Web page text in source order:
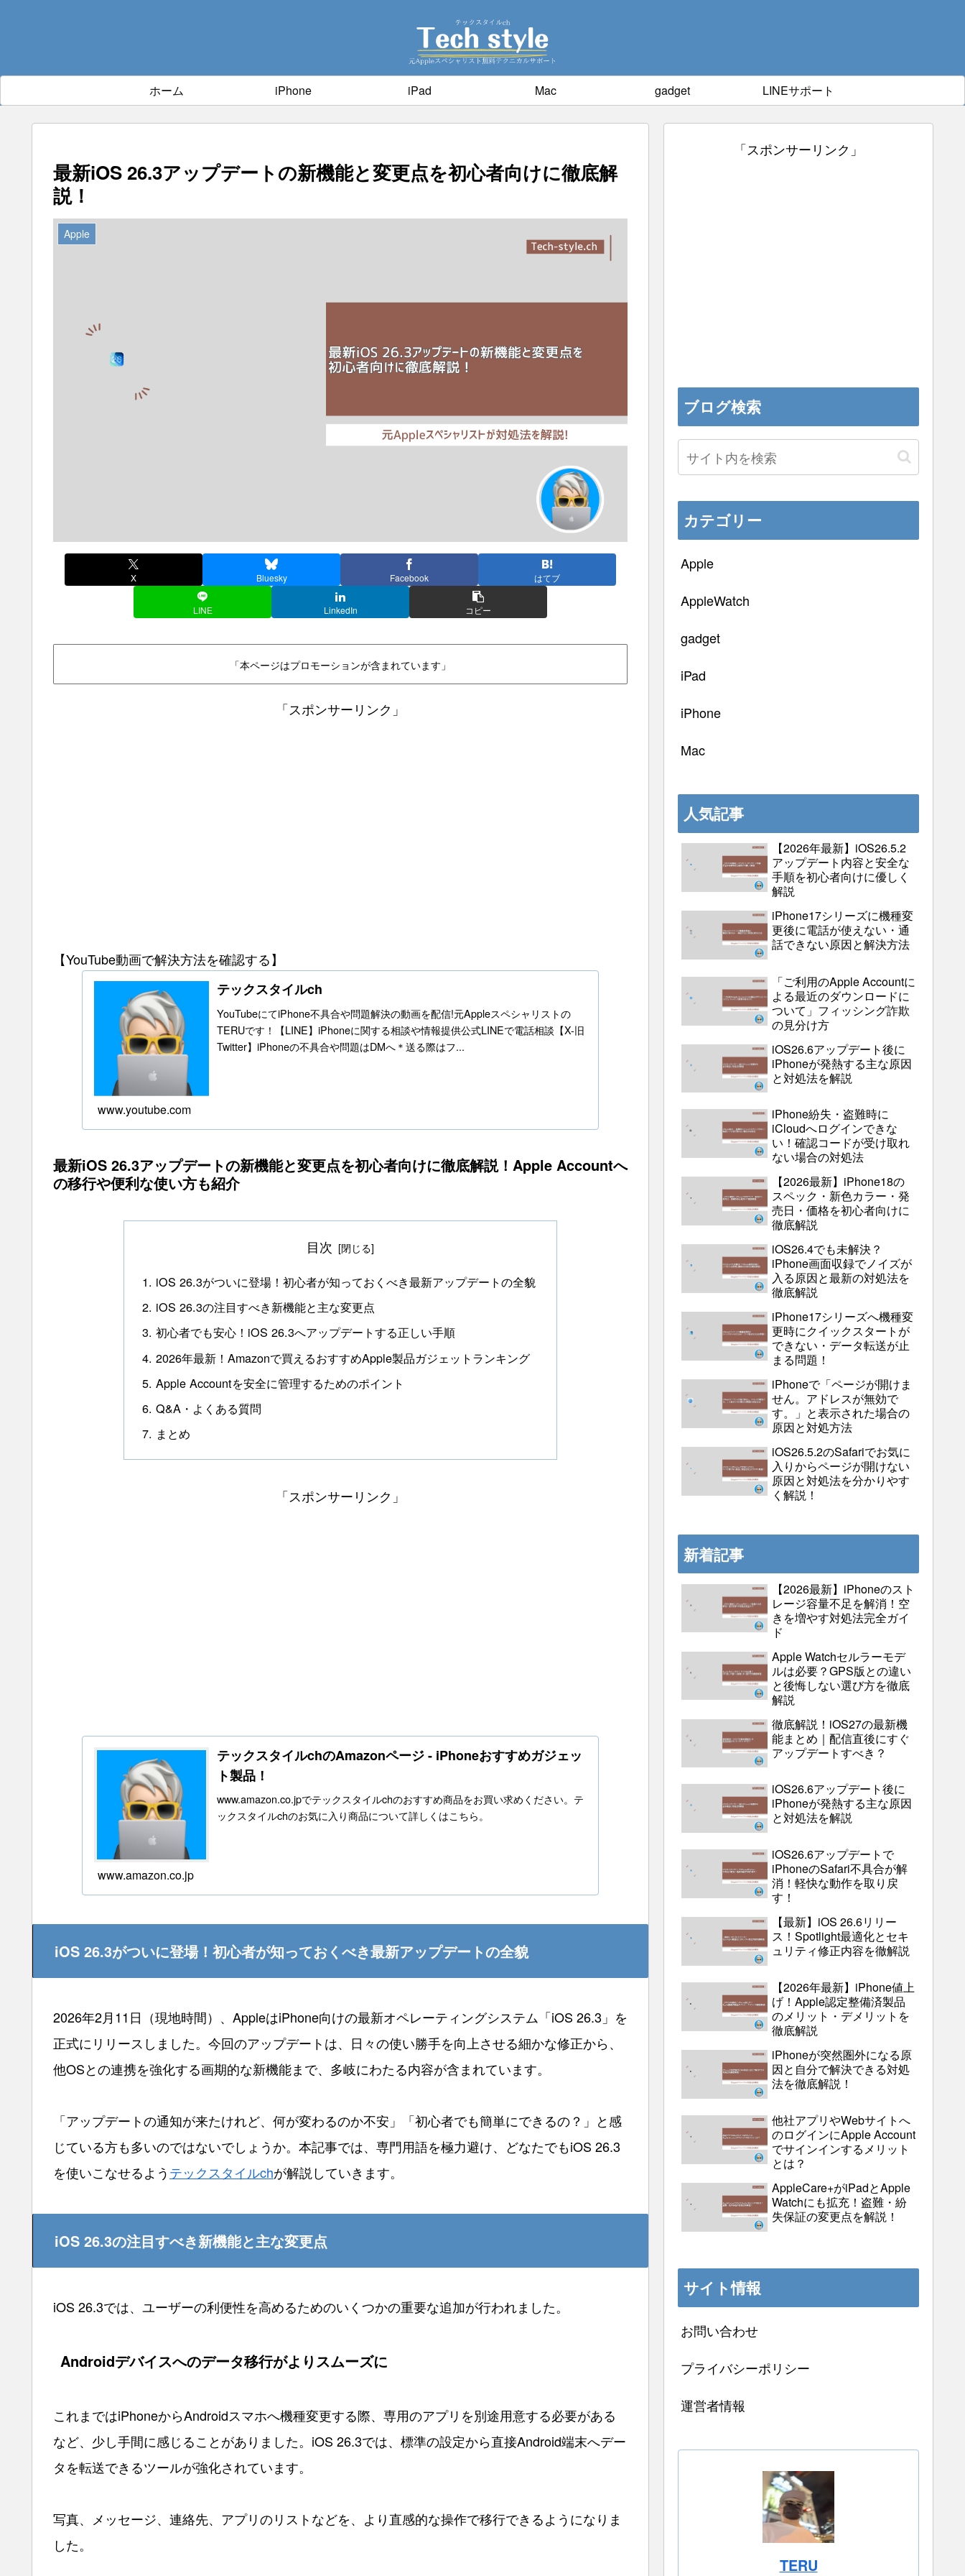
ホーム iPhone iPad Mac gadget LINEサポート
最新iOS 26.3アップデートの新機能と変更点を初心者向けに徹底解
説！
Apple
X Bluesky Facebook はてブ
LINE LinkedIn コピー
「本ページはプロモーションが含まれています」
「スポンサーリンク」
【YouTube動画で解決方法を確認する】
テックスタイルch
YouTubeにてiPhone不具合や問題解決の動画を配信!元Appleスペシャリストの
TERUです！【LINE】iPhoneに関する相談や情報提供公式LINEで電話相談【X-旧
Twitter】iPhoneの不具合や問題はDMへ＊送る際はフ...
www.youtube.com
最新iOS 26.3アップデートの新機能と変更点を初心者向けに徹底解説！Apple Accountへ
の移行や便利な使い方も紹介
目次
iOS 26.3がついに登場！初心者が知っておくべき最新アップデートの全貌
iOS 26.3の注目すべき新機能と主な変更点
初心者でも安心！iOS 26.3へアップデートする正しい手順
2026年最新！Amazonで買えるおすすめApple製品ガジェットランキング
Apple Accountを安全に管理するためのポイント
Q&A・よくある質問
まとめ
「スポンサーリンク」
テックスタイルchのAmazonページ - iPhoneおすすめガジェッ
ト製品！
www.amazon.co.jpでテックスタイルchのおすすめ商品をお買い求めください。テ
ックスタイルchのお気に入り商品について詳しくはこちら。
www.amazon.co.jp
iOS 26.3がついに登場！初心者が知っておくべき最新アップデートの全貌
2026年2月11日（現地時間）、AppleはiPhone向けの最新オペレーティングシステム「iOS 26.3」を
正式にリリースしました。今回のアップデートは、日々の使い勝手を向上させる細かな修正から、
他OSとの連携を強化する画期的な新機能まで、多岐にわたる内容が含まれています。
「アップデートの通知が来たけれど、何が変わるのか不安」「初心者でも簡単にできるの？」と感
じている方も多いのではないでしょうか。本記事では、専門用語を極力避け、どなたでもiOS 26.3
を使いこなせるようテックスタイルchが解説していきます。
iOS 26.3の注目すべき新機能と主な変更点
iOS 26.3では、ユーザーの利便性を高めるためのいくつかの重要な追加が行われました。
Androidデバイスへのデータ移行がよりスムーズに
これまではiPhoneからAndroidスマホへ機種変更する際、専用のアプリを別途用意する必要がある
など、少し手間に感じることがありました。iOS 26.3では、標準の設定から直接Android端末へデー
タを転送できるツールが強化されています。
写真、メッセージ、連絡先、アプリのリストなどを、より直感的な操作で移行できるようになりま
した。
「スポンサーリンク」
ブログ検索
カテゴリー
Apple
AppleWatch
gadget
iPad
iPhone
Mac
人気記事
【2026年最新】iOS26.5.2
アップデート内容と安全な
手順を初心者向けに優しく
解説
iPhone17シリーズに機種変
更後に電話が使えない・通
話できない原因と解決方法
「ご利用のApple Accountに
よる最近のダウンロードに
ついて」フィッシング詐欺
の見分け方
iOS26.6アップデート後に
iPhoneが発熱する主な原因
と対処法を解説
iPhone紛失・盗難時に
iCloudへログインできな
い！確認コードが受け取れ
ない場合の対処法
【2026最新】iPhone18の
スペック・新色カラー・発
売日・価格を初心者向けに
徹底解説
iOS26.4でも未解決？
iPhone画面収録でノイズが
入る原因と最新の対処法を
徹底解説
iPhone17シリーズへ機種変
更時にクイックスタートが
できない・データ転送が止
まる問題！
iPhoneで「ページが開けま
せん。アドレスが無効で
す。」と表示された場合の
原因と対処方法
iOS26.5.2のSafariでお気に
入りからページが開けない
原因と対処法を分かりやす
く解説！
新着記事
【2026最新】iPhoneのスト
レージ容量不足を解消！空
きを増やす対処法完全ガイ
ド
Apple Watchセルラーモデ
ルは必要？GPS版との違い
と後悔しない選び方を徹底
解説
徹底解説！iOS27の最新機
能まとめ｜配信直後にすぐ
アップデートすべき？
iOS26.6アップデート後に
iPhoneが発熱する主な原因
と対処法を解説
iOS26.6アップデートで
iPhoneのSafari不具合が解
消！軽快な動作を取り戻
す！
【最新】iOS 26.6リリー
ス！Spotlight最適化とセキ
ュリティ修正内容を徹解説
【2026年最新】iPhone値上
げ！Apple認定整備済製品
のメリット・デメリットを
徹底解説
iPhoneが突然圏外になる原
因と自分で解決できる対処
法を徹底解説！
他社アプリやWebサイトへ
のログインにApple Account
でサインインするメリット
とは？
AppleCare+がiPadとApple
Watchにも拡充！盗難・紛
失保証の変更点を解説！
サイト情報
お問い合わせ
プライバシーポリシー
運営者情報
TERU